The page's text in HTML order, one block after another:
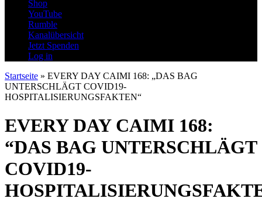
Shop
YouTube
Rumble
Kanalübersicht
Jetzt Spenden
Log in
Startseite » EVERY DAY CAIMI 168: „DAS BAG
UNTERSCHLÄGT COVID19-
HOSPITALISIERUNGSFAKTEN“
EVERY DAY CAIMI 168:
“DAS BAG UNTERSCHLÄGT
COVID19-